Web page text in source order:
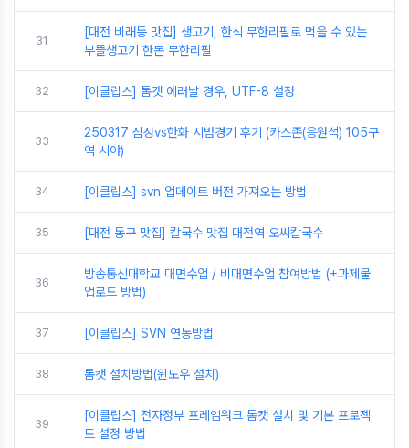
31
[대전 비래동 맛집] 생고기, 한식 무한리필로 먹을 수 있는
부뜰생고기 한돈 무한리필
32 [이클립스] 톰캣 에러날 경우, UTF-8 설정
33
250317 삼성vs한화 시범경기 후기 (카스존(응원석) 105구
역 시야)
34 [이클립스] svn 업데이트 버전 가져오는 방법
35 [대전 동구 맛집] 칼국수 맛집 대전역 오씨칼국수
36
방송통신대학교 대면수업 / 비대면수업 참여방법 (+과제물
업로드 방법)
37 [이클립스] SVN 연동방법
38 톰캣 설치방법(윈도우 설치)
39
[이클립스] 전자정부 프레임워크 톰캣 설치 및 기본 프로젝
트 설정 방법